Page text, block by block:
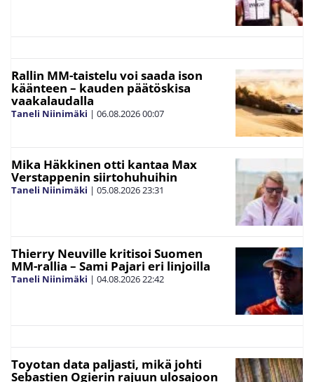
Rallin MM-taistelu voi saada ison
käänteen – kauden päätöskisa
vaakalaudalla
Taneli Niinimäki | 06.08.202600:07
Mika Häkkinen otti kantaa Max
Verstappenin siirtohuhuihin
Taneli Niinimäki | 05.08.202623:31
Thierry Neuville kritisoi Suomen
MM-rallia – Sami Pajari eri linjoilla
Taneli Niinimäki | 04.08.202622:42
Toyotan data paljasti, mikä johti
Sebastien Ogierin rajuun ulosajoon